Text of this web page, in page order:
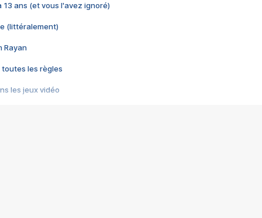
13 ans (et vous l'avez ignoré)
(littéralement)
Rayan
toutes les règles
les jeux vidéo